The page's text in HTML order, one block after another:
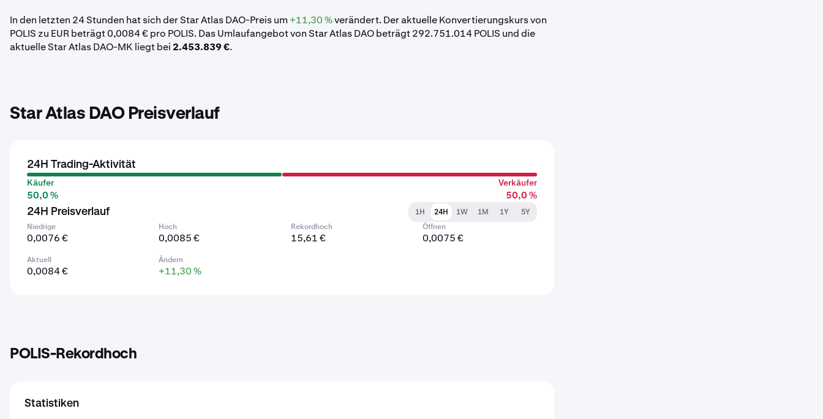
In den letzten 24 Stunden hat sich der Star Atlas DAO-Preis um +11,30 %verändert. Der aktuelle Konvertierungskurs von
POLIS zu EUR beträgt 0,0084 € pro POLIS. Das Umlaufangebot von Star Atlas DAO beträgt 292.751.014 POLIS und die
aktuelle Star Atlas DAO-MK liegt bei 2.453.839 €.
Star Atlas DAO Preisverlauf
24H Trading-Aktivität
Käufer
50,0 %
Verkäufer
50,0 %
24H Preisverlauf 1H 24H 1W 1M 1Y
5Y
Niedrige
0,0076 €
Hoch
0,0085 €
Rekordhoch
15,61 €
Öffnen
0,0075 €
Aktuell
0,0084 €
Ändern
+11,30 %
POLIS-Rekordhoch
Statistiken